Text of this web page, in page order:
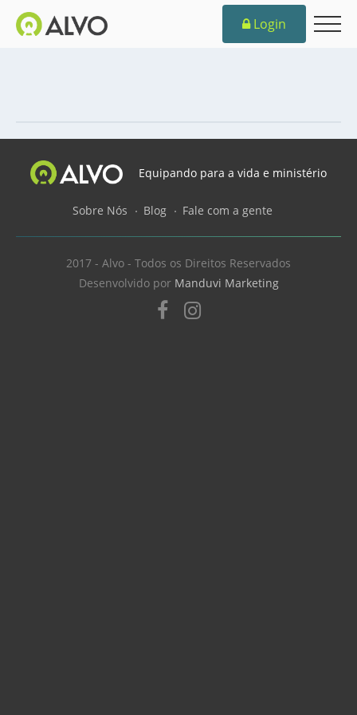
Login
Equipando para a vida e ministério
Sobre Nós Blog Fale com a gente
2017 - Alvo - Todos os Direitos Reservados
Desenvolvido por Manduvi Marketing